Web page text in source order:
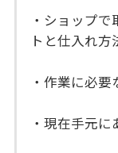
・ショップ
トと仕入れ方
・作業に必要
・現在手元に